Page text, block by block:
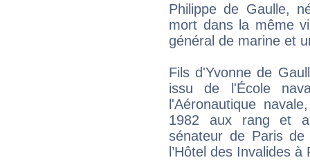
Philippe de Gaulle,
mort dans la même
général de marine et
Fils d'Yvonne de
issu de l'École
l'Aéronautique
1982 aux rang et
sénateur de Paris
l’Hôtel des Invalides